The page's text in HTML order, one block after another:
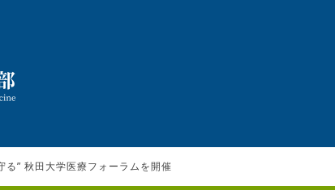
る” 秋田大学医療フォーラムを開催